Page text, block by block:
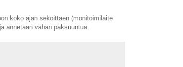
koko ajan sekoittaen (monitoimilaite
annetaan vähän paksuuntua.